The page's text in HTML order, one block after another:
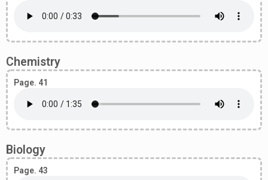
Chemistry
Page. 41
Biology
Page. 43